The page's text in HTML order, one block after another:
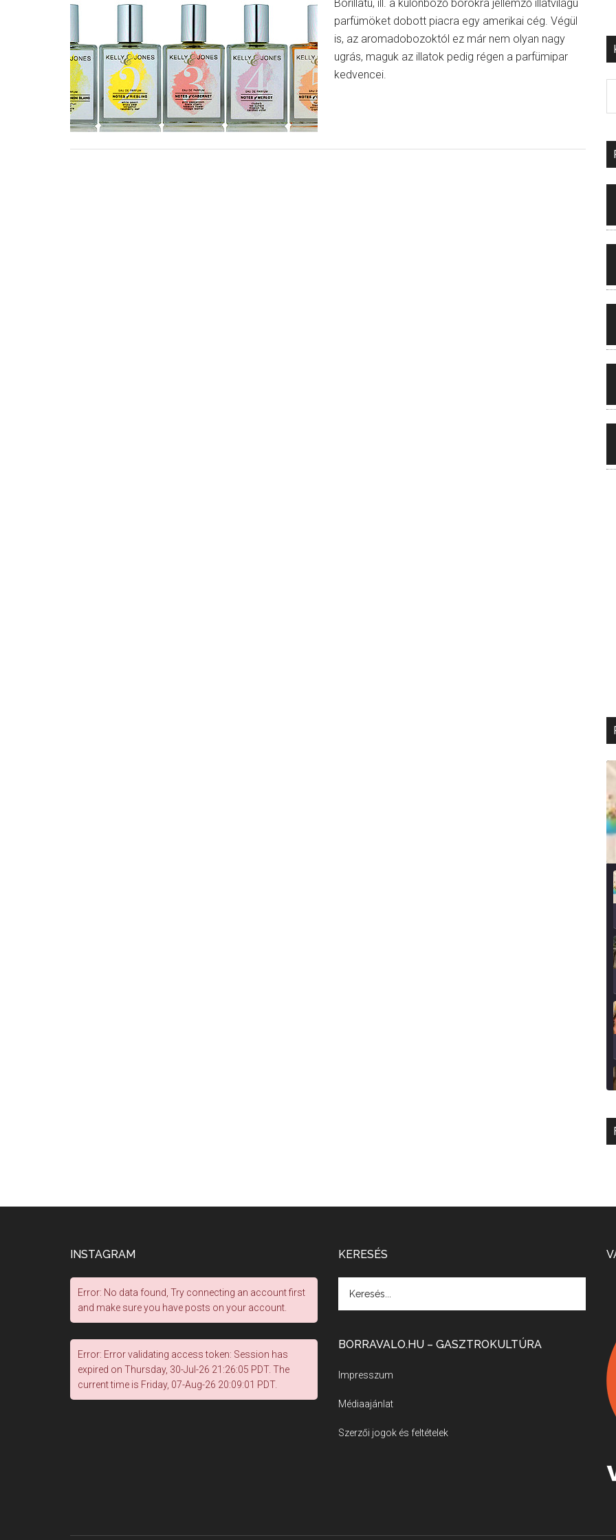
Borillatú, ill. a különböző borokra jellemző illatvilágú
parfümöket dobott piacra egy amerikai cég. Végül
is, az aromadobozoktól ez már nem olyan nagy
ugrás, maguk az illatok pedig régen a parfümipar
kedvencei.
INSTAGRAM
Error: No data found, Try connecting an account first
and make sure you have posts on your account.
Error: Error validating access token: Session has
expired on Thursday, 30-Jul-26 21:26:05 PDT. The
current time is Friday, 07-Aug-26 20:09:01 PDT.
KERESÉS
BORRAVALO.HU – GASZTROKULTÚRA
Impresszum
Médiaajánlat
Szerzői jogok és feltételek